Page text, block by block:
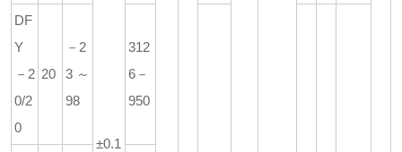
±0.1
DF
Y
－2
0/2
0
20
－2
3～
98
312
6－
950